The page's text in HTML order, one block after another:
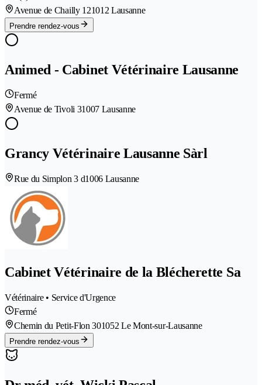
Avenue de Chailly 121012 Lausanne
Prendre rendez-vous
Animed - Cabinet Vétérinaire Lausanne
Fermé
Avenue de Tivoli 31007 Lausanne
Grancy Vétérinaire Lausanne Sàrl
Rue du Simplon 3 d1006 Lausanne
Cabinet Vétérinaire de la Blécherette Sa
Vétérinaire • Service d'Urgence
Fermé
Chemin du Petit-Flon 301052 Le Mont-sur-Lausanne
Prendre rendez-vous